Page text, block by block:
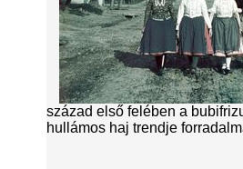
század első felében a
hullámos haj trendje